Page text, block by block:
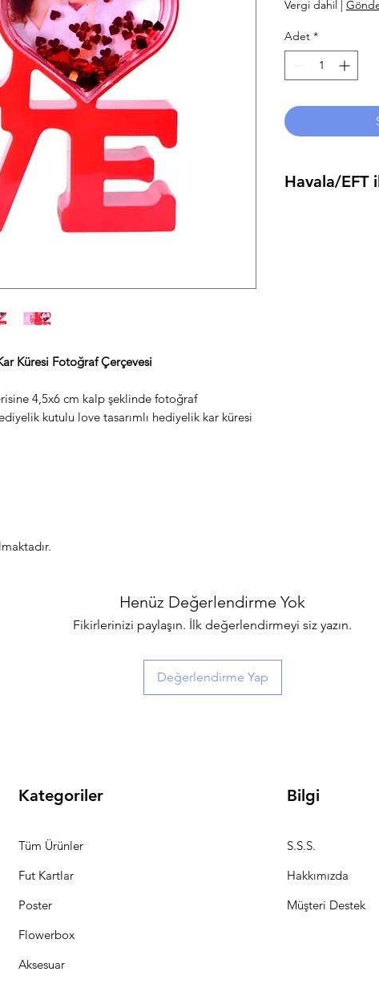
Küresi Fotoğraf Çerçevesi
4,5x6 cm kalp şeklinde fotoğraf
kutulu love tasarımlı hediyelik kar küresi
Vergi dahil |
Adet *
Havala/EFT
Henüz Değerlendirme Yok
Fikirlerinizi paylaşın. İlk değerlendirmeyi siz yazın.
Değerlendirme Yap
Kategoriler
Tüm Ürünler
Fut Kartlar
Poster
Flowerbox
Aksesuar
Bilgi
S.S.S.
Hakkımızda
Müşteri Destek